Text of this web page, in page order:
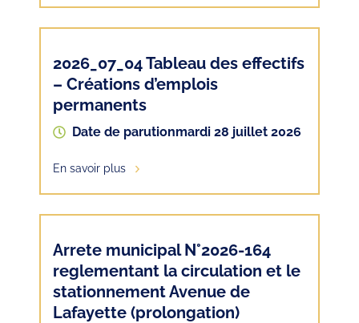
2026_07_04 Tableau des effectifs
– Créations d’emplois
permanents
Date de parutionmardi 28 juillet 2026
En savoir plus
Arrete municipal N°2026-164
reglementant la circulation et le
stationnement Avenue de
Lafayette (prolongation)